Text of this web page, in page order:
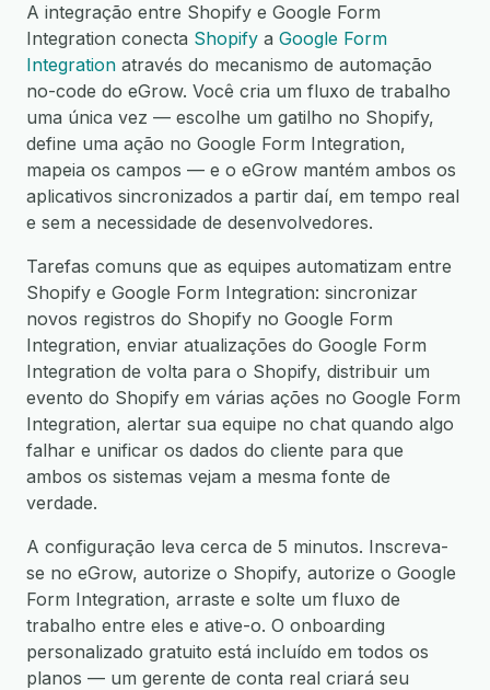
A integração entre Shopify e Google Form
Integration conecta Shopify a Google Form
Integration através do mecanismo de automação
no-code do eGrow. Você cria um fluxo de trabalho
uma única vez — escolhe um gatilho no Shopify,
define uma ação no Google Form Integration,
mapeia os campos — e o eGrow mantém ambos os
aplicativos sincronizados a partir daí, em tempo real
e sem a necessidade de desenvolvedores.
Tarefas comuns que as equipes automatizam entre
Shopify e Google Form Integration: sincronizar
novos registros do Shopify no Google Form
Integration, enviar atualizações do Google Form
Integration de volta para o Shopify, distribuir um
evento do Shopify em várias ações no Google Form
Integration, alertar sua equipe no chat quando algo
falhar e unificar os dados do cliente para que
ambos os sistemas vejam a mesma fonte de
verdade.
A configuração leva cerca de 5 minutos. Inscreva-
se no eGrow, autorize o Shopify, autorize o Google
Form Integration, arraste e solte um fluxo de
trabalho entre eles e ative-o. O onboarding
personalizado gratuito está incluído em todos os
planos — um gerente de conta real criará seu